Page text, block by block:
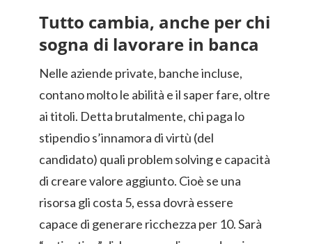
Tutto cambia, anche per chi
sogna di lavorare in banca
Nelle aziende private, banche incluse,
contano molto le abilità e il saper fare, oltre
ai titoli. Detta brutalmente, chi paga lo
stipendio s’innamora di virtù (del
candidato) quali problem solving e capacità
di creare valore aggiunto. Cioè se una
risorsa gli costa 5, essa dovrà essere
capace di generare ricchezza per 10. Sarà